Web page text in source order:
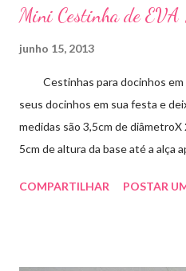
Mini Cestinha de EVA
junho 15, 2013
Cestinhas para docinhos em
seus docinhos em sua festa e
medidas são 3,5cm de
5cm de altura da base até a alça
enfeitar sua festa!!!
COMPARTILHAR POSTAR